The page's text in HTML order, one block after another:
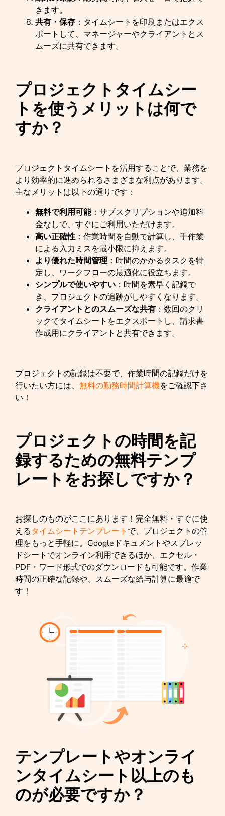
きます。
共有・保存 ：タイムシートを印刷またはエクス
ポートして、マネージャーやクライアントとス
ムーズに共有できます。
プロジェクトタイムシー
トを使うメリットは何で
すか？
プロジェクトタイムシートを活用することで、業務を
より効率的に進められるさまざまな利点があります。
主なメリットは以下の通りです：
無料で利用可能：サブスクリプションや追加料
金なしで、すぐにご利用いただけます。
高い正確性：作業時間を自動で計算し、手作業
による入力ミスを最小限に抑えます。
より優れた時間管理：時間のかかるタスクを特
定し、ワークフローの最適化に役立ちます。
シンプルで使いやすい ：時間を素早く記録で
き、プロジェクトの追跡がしやすくなります。
クライアントとのスムーズな共有 ：数回のクリ
ックでタイムシートをエクスポートし、請求書
作成用にクライアントと共有できます。
プロジェクトの記録は不要で、作業時間の記録だけを
行いたい方には、 無料の勤務時間計算機をご確認下さ
い！
プロジェクトの時間を記
録するための無料テンプ
レートをお探しですか？
お探しのものがここにあります！完全無料・すぐに使
えるタイムシートテンプレート で、プロジェクトの管
理をもっと手軽に。Googleドキュメントやスプレッ
ドシートでオンライン利用できるほか、エクセル・
PDF・ワード形式でのダウンロードも可能です。作業
時間の正確な記録や、スムーズな給与計算に最適で
す！
テンプレートやオンライ
ンタイムシート以上のも
のが必要ですか？